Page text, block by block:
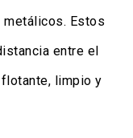
metálicos. Estos
entre el
limpio y